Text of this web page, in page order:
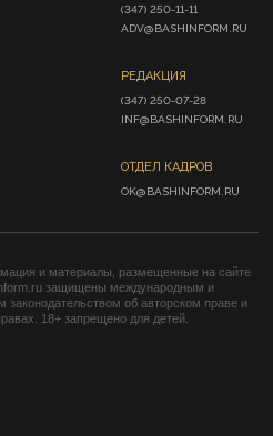
(347) 250-11-11
ADV@BASHINFORM.RU
РЕДАКЦИЯ
(347) 250-07-28
INF@BASHINFORM.RU
ОТДЕЛ КАДРОВ
OK@BASHINFORM.RU
и материалы, размещенные на сайте
защищены международным и
законодательством об авторском праве и
18+ запрещено для детей.